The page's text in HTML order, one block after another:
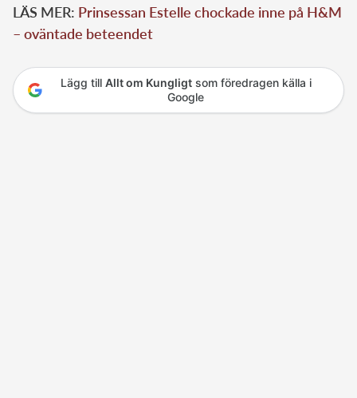
LÄS MER: Prinsessan Estelle chockade inne på H&M
– oväntade beteendet
Lägg till Allt om Kungligtsom föredragen källa i
Google